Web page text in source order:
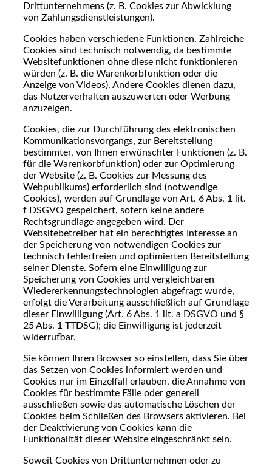
Drittunternehmens (z. B. Cookies zur Abwicklung
von Zahlungsdienstleistungen).
Cookies haben verschiedene Funktionen. Zahlreiche
Cookies sind technisch notwendig, da bestimmte
Websitefunktionen ohne diese nicht funktionieren
würden (z. B. die Warenkorbfunktion oder die
Anzeige von Videos). Andere Cookies dienen dazu,
das Nutzerverhalten auszuwerten oder Werbung
anzuzeigen.
Cookies, die zur Durchführung des elektronischen
Kommunikationsvorgangs, zur Bereitstellung
bestimmter, von Ihnen erwünschter Funktionen (z. B.
für die Warenkorbfunktion) oder zur Optimierung
der Website (z. B. Cookies zur Messung des
Webpublikums) erforderlich sind (notwendige
Cookies), werden auf Grundlage von Art. 6 Abs. 1 lit.
f DSGVO gespeichert, sofern keine andere
Rechtsgrundlage angegeben wird. Der
Websitebetreiber hat ein berechtigtes Interesse an
der Speicherung von notwendigen Cookies zur
technisch fehlerfreien und optimierten Bereitstellung
seiner Dienste. Sofern eine Einwilligung zur
Speicherung von Cookies und vergleichbaren
Wiedererkennungstechnologien abgefragt wurde,
erfolgt die Verarbeitung ausschließlich auf Grundlage
dieser Einwilligung (Art. 6 Abs. 1 lit. a DSGVO und §
25 Abs. 1 TTDSG); die Einwilligung ist jederzeit
widerrufbar.
Sie können Ihren Browser so einstellen, dass Sie über
das Setzen von Cookies informiert werden und
Cookies nur im Einzelfall erlauben, die Annahme von
Cookies für bestimmte Fälle oder generell
ausschließen sowie das automatische Löschen der
Cookies beim Schließen des Browsers aktivieren. Bei
der Deaktivierung von Cookies kann die
Funktionalität dieser Website eingeschränkt sein.
Soweit Cookies von Drittunternehmen oder zu